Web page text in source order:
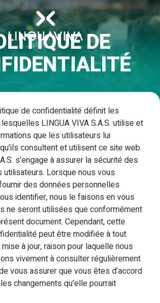
DE
de confidentialité définit les
LINGUA VIVA S.A.S. utilise et
que les utilisateurs lui
consultent et utilisent ce site web.
s’engage à assurer la sécurité des
Lorsque nous vous
des données personnelles
identifier, nous le faisons en vous
ne seront utilisées que conformément
document. Cependant, cette
peut être modifiée à tout
à jour, raison pour laquelle nous
vivement à consulter régulièrement
vous assurer que vous êtes d’accord
changements qu’elle pourrait